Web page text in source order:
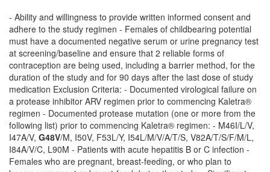
- Ability and willingness to provide written informed consent and
adhere to the study regimen - Females of childbearing potential
must have a documented negative serum or urine pregnancy test
at screening/baseline and ensure that 2 reliable forms of
contraception are being used, including a barrier method, for the
duration of the study and for 90 days after the last dose of study
medication Exclusion Criteria: - Documented virological failure on
a protease inhibitor ARV regimen prior to commencing Kaletra®
regimen - Documented protease mutation (one or more from the
following list) prior to commencing Kaletra® regimen: - M46I/L/V,
I47A/V, G48V/M, I50V, F53L/Y, I54L/M/V/A/T/S, V82A/T/S/F/M/L,
I84A/V/C, L90M - Patients with acute hepatitis B or C infection -
Females who are pregnant, breast-feeding, or who plan to